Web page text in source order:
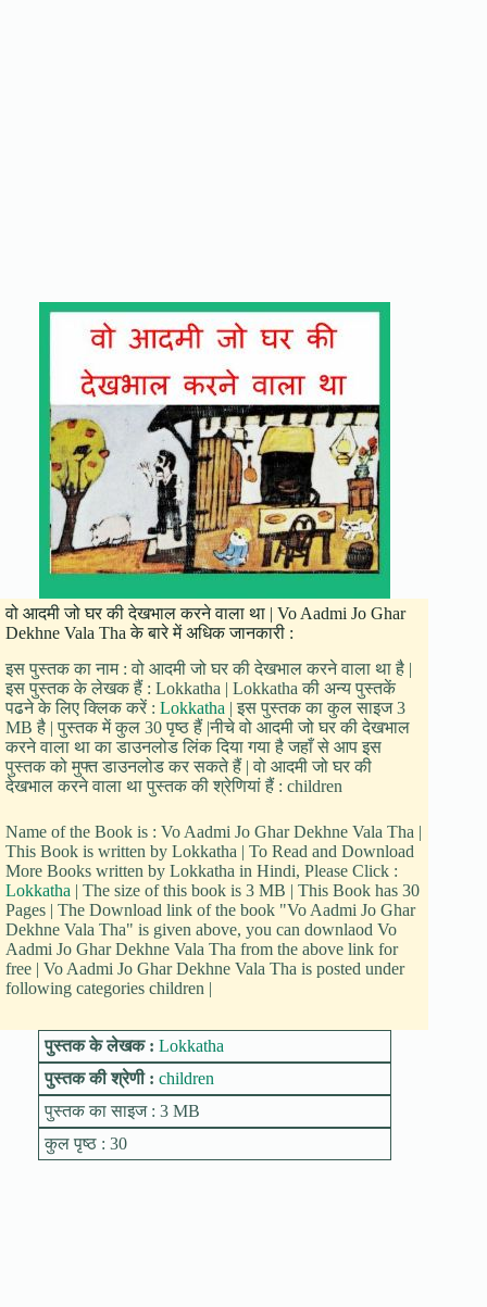
वो आदमी जो घर की देखभाल करने वाला था | Vo Aadmi Jo Ghar
Dekhne Vala Tha के बारे में अधिक जानकारी :
इस पुस्तक का नाम : वो आदमी जो घर की देखभाल करने वाला था है |
इस पुस्तक के लेखक हैं : Lokkatha | Lokkatha की अन्य पुस्तकें
पढने के लिए क्लिक करें : Lokkatha | इस पुस्तक का कुल साइज 3
MB है | पुस्तक में कुल 30 पृष्ठ हैं |नीचे वो आदमी जो घर की देखभाल
करने वाला था का डाउनलोड लिंक दिया गया है जहाँ से आप इस
पुस्तक को मुफ्त डाउनलोड कर सकते हैं | वो आदमी जो घर की
देखभाल करने वाला था पुस्तक की श्रेणियां हैं : children
Name of the Book is : Vo Aadmi Jo Ghar Dekhne Vala Tha |
This Book is written by Lokkatha | To Read and Download
More Books written by Lokkatha in Hindi, Please Click :
Lokkatha | The size of this book is 3 MB | This Book has 30
Pages | The Download link of the book "Vo Aadmi Jo Ghar
Dekhne Vala Tha" is given above, you can downlaod Vo
Aadmi Jo Ghar Dekhne Vala Tha from the above link for
free | Vo Aadmi Jo Ghar Dekhne Vala Tha is posted under
following categories children |
पुस्तक के लेखक : Lokkatha
पुस्तक की श्रेणी : children
पुस्तक का साइज : 3 MB
कुल पृष्ठ : 30